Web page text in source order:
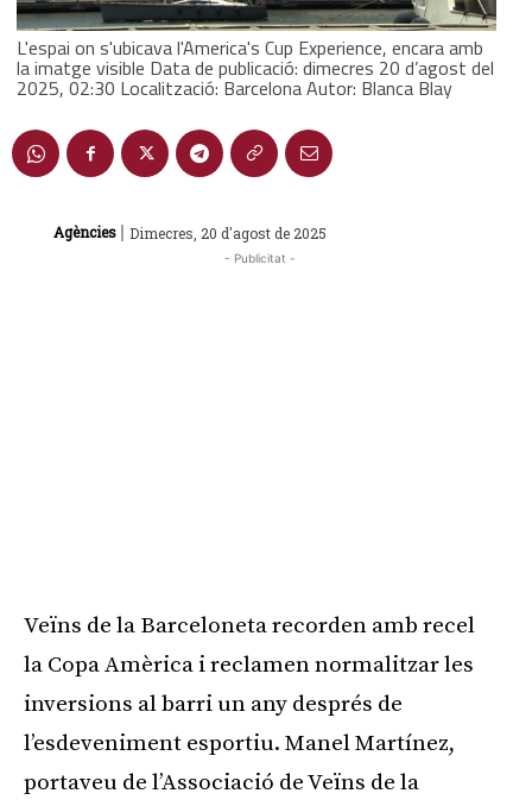
L'espai on s'ubicava l'America's Cup Experience, encara amb
la imatge visible Data de publicació: dimecres 20 d’agost del
2025, 02:30 Localització: Barcelona Autor: Blanca Blay
Agències | Dimecres, 20 d'agost de 2025
- Publicitat -
Veïns de la Barceloneta recorden amb recel
la Copa Amèrica i reclamen normalitzar les
inversions al barri un any després de
l’esdeveniment esportiu. Manel Martínez,
portaveu de l’Associació de Veïns de la